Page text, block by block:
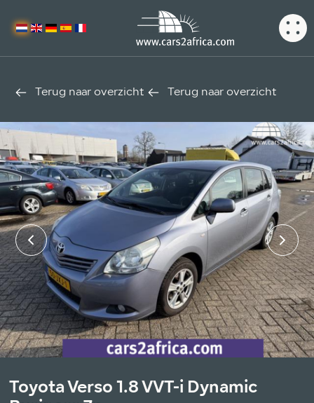
Terug naar overzicht Terug naar overzicht
Toyota Verso 1.8 VVT-i Dynamic